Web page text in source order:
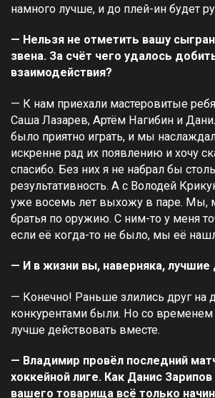
намного лучше, и до плей-ин будет
— Нельзя не отметить вашу
звена. За счёт чего удалось
взаимодействия?
— К нам приехали мастеровитые
Саша Лазарев, Артём Нагибин и
было приятно играть, и мы
искренне рад их появлению и хочу
спасибо. Без них я не набрал бы
результативность. А с Володей
уже восемь лет выхожу в паре. Мы,
братья по оружию. С ним-то у меня
если её когда-то не было, мы её
— И в жизни вы, наверняка, лучшие
— Конечно! Раньше злились друг на
конкурентами были. Но со временем
лучше действовать вместе.
— Владимир провёл последний
хоккейной лиге. Как Данис
вашего товарища всё только